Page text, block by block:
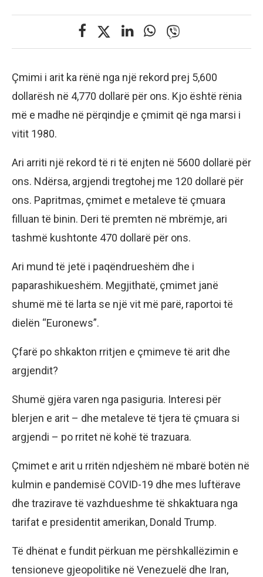
Çmimi i arit ka rënë nga një rekord prej 5,600
dollarësh në 4,770 dollarë për ons. Kjo është rënia
më e madhe në përqindje e çmimit që nga marsi i
vitit 1980.
Ari arriti një rekord të ri të enjten në 5600 dollarë për
ons. Ndërsa, argjendi tregtohej me 120 dollarë për
ons. Papritmas, çmimet e metaleve të çmuara
filluan të binin. Deri të premten në mbrëmje, ari
tashmë kushtonte 470 dollarë për ons.
Ari mund të jetë i paqëndrueshëm dhe i
paparashikueshëm. Megjithatë, çmimet janë
shumë më të larta se një vit më parë, raportoi të
dielën “Euronews”.
Çfarë po shkakton rritjen e çmimeve të arit dhe
argjendit?
Shumë gjëra varen nga pasiguria. Interesi për
blerjen e arit – dhe metaleve të tjera të çmuara si
argjendi – po rritet në kohë të trazuara.
Çmimet e arit u rritën ndjeshëm në mbarë botën në
kulmin e pandemisë COVID-19 dhe mes luftërave
dhe trazirave të vazhdueshme të shkaktuara nga
tarifat e presidentit amerikan, Donald Trump.
Të dhënat e fundit përkuan me përshkallëzimin e
tensioneve gjeopolitike në Venezuelë dhe Iran,